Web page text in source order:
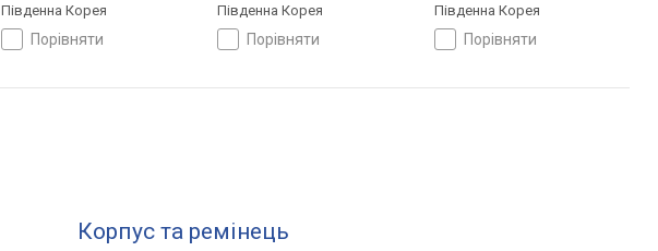
Південна Корея
порівняти
Південна Корея
порівняти
Південна Корея
порівняти
Корпус та ремінець